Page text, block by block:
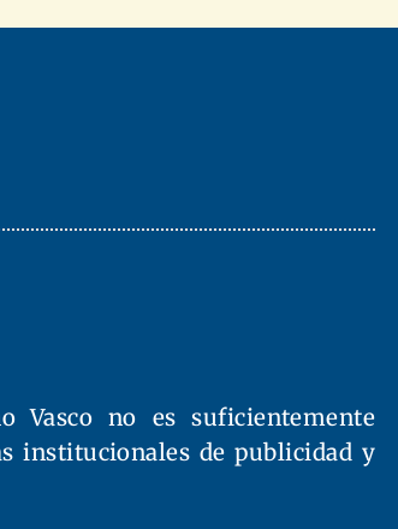
no es suficientemente
institucionales de publicidad y